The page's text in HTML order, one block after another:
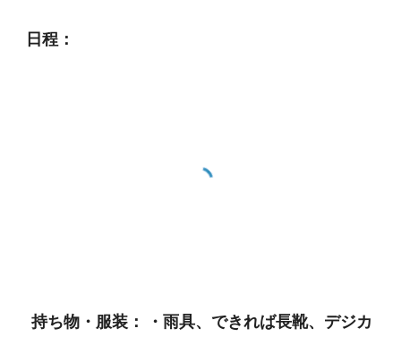
日程：
持ち物・服装： ・雨具、できれば長靴、デジカ